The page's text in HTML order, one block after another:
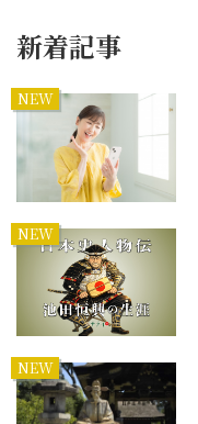
新着記事
NEW
NEW
NEW